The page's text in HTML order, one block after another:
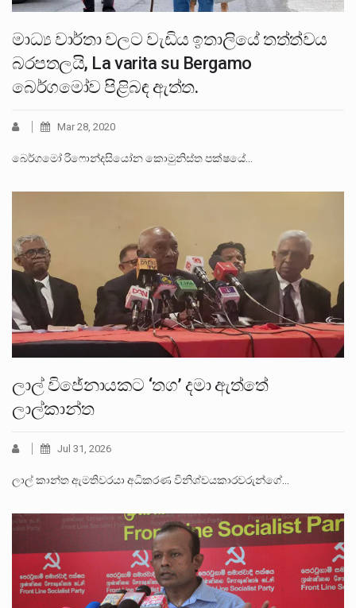
මාධ්‍ය වාර්තා වලට වැඩිය ඉතාලියේ තත්ත්වය
බරපතලයි, La varita su Bergamo
බෙර්ගමෝව පිළිබඳ ඇත්ත.
Mar 28, 2020
බෙර්ගමෝ රිෆොන්දසියෝන කොමුනිස්ත පක්ෂයේ…
ලාල් විජේනායකට ‘තග’ දමා ඇත්තේ
ලාල්කාන්ත
Jul 31, 2026
ලාල් කාන්ත ඇමතිවරයා අධිකරණ විනිශ්චයකාරවරුන්ගේ…